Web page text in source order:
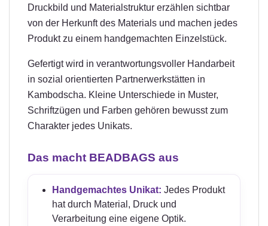
Druckbild und Materialstruktur erzählen sichtbar
von der Herkunft des Materials und machen jedes
Produkt zu einem handgemachten Einzelstück.
Gefertigt wird in verantwortungsvoller Handarbeit
in sozial orientierten Partnerwerkstätten in
Kambodscha. Kleine Unterschiede in Muster,
Schriftzügen und Farben gehören bewusst zum
Charakter jedes Unikats.
Das macht BEADBAGS aus
Handgemachtes Unikat: Jedes Produkt
hat durch Material, Druck und
Verarbeitung eine eigene Optik.